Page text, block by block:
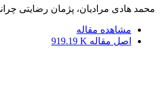
محمد هادی مرادیان، پژمان رضایتی
مشاهده مقاله
اصل مقاله 919.19 K